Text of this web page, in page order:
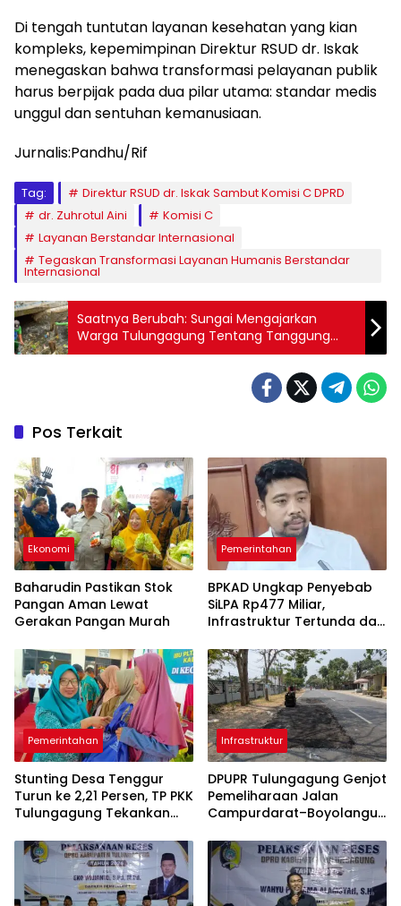
Di tengah tuntutan layanan kesehatan yang kian
kompleks, kepemimpinan Direktur RSUD dr. Iskak
menegaskan bahwa transformasi pelayanan publik
harus berpijak pada dua pilar utama: standar medis
unggul dan sentuhan kemanusiaan.
Jurnalis:Pandhu/Rif
Tag:
Direktur RSUD dr. Iskak Sambut Komisi C DPRD
dr. Zuhrotul Aini
Komisi C
Layanan Berstandar Internasional
Tegaskan Transformasi Layanan Humanis Berstandar
Internasional
Saatnya Berubah: Sungai Mengajarkan
Warga Tulungagung Tentang Tanggung
Jawab Sampah
Pos Terkait
Ekonomi
Baharudin Pastikan Stok
Pangan Aman Lewat
Gerakan Pangan Murah
Pemerintahan
BPKAD Ungkap Penyebab
SiLPA Rp477 Miliar,
Infrastruktur Tertunda dan
Pemerintahan
Stunting Desa Tenggur
Turun ke 2,21 Persen, TP PKK
Tulungagung Tekankan
Berkelanjutan
Infrastruktur
DPUPR Tulungagung Genjot
Pemeliharaan Jalan
Campurdarat–Boyolangu,
Diperbaiki